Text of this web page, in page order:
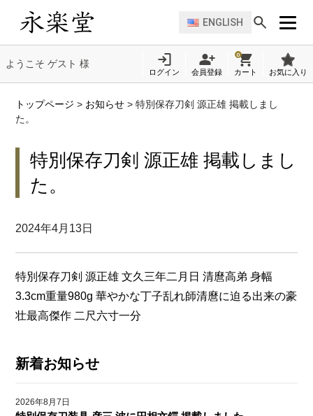
ENGLISH
ようこそ ゲスト 様
ログイン 会員登録
0
カート お気に入り
トップページ > お知らせ >特別保存刀剣 源正雄 掲載しまし
た。
特別保存刀剣 源正雄 掲載しまし
た。
2024年4月13日
特別保存刀剣 源正雄 文久三年二月日 清麿高弟 身幅
3.3cm重量980g 華やかな丁子乱れ師清麿に迫る出来の豪
壮最高傑作 二尺六寸一分
新着お知らせ
2026年8月7日